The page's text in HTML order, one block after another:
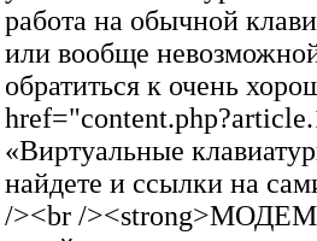
работа на обычной
или вообще
обратиться к очень
«Виртуальные
найдете и ссылки на
/><br /